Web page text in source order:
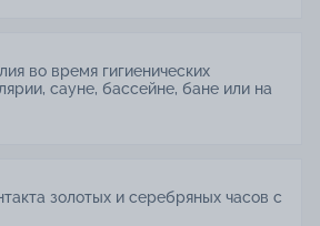
во время гигиенических
сауне, бассейне, бане или на
золотых и серебряных часов с